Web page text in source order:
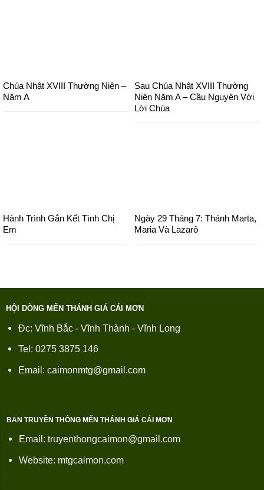
Chúa Nhật XVIII Thường Niên –
Năm A
Sau Chúa Nhật XVIII Thường
Niên Năm A – Cầu Nguyện Với
Lời Chúa
Hành Trình Gắn Kết Tình Chị
Em
Ngày 29 Tháng 7: Thánh Marta,
Maria Và Lazarô
HỘI DÒNG MẾN THÁNH GIÁ CÁI MƠN
Đc: Vĩnh Bắc - Vĩnh Thành - Vĩnh Long
Tel: 0275 3875 146
Email: caimonmtg@gmail.com
BAN TRUYỀN THÔNG MẾN THÁNH GIÁ CÁI MƠN
Email: truyenthongcaimon@gmail.com
Website: mtgcaimon.com